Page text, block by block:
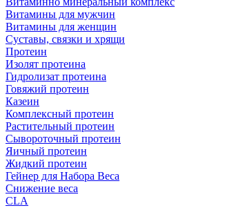
Витамины для мужчин
Витамины для женщин
Суставы, связки и хрящи
Протеин
Изолят протеина
Гидролизат протеина
Говяжий протеин
Казеин
Комплексный протеин
Растительный протеин
Сывороточный протеин
Яичный протеин
Жидкий протеин
Гейнер для Набора Веса
Снижение веса
CLA